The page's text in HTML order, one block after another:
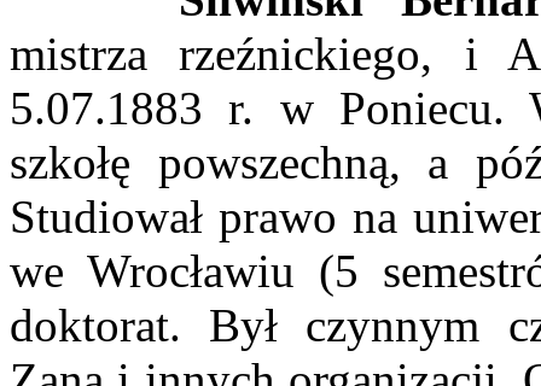
mistrza rzeźnickiego, i
5.07.1883 r. w Poniecu.
szkołę powszechną, a
Studiował prawo na
we Wrocławiu (5
doktorat. Był czynnym